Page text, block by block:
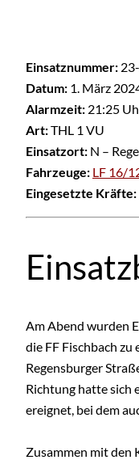
Einsatznummer:
Datum: 1. März
Alarmzeit: 21:25
Art:THL 1 VU
Einsatzort: N –
Fahrzeuge: LF 16/
Eingesetzte Kräfte:
Am Abend wurden
die FF Fischbach zu
Regensburger
Richtung hatte sich
ereignet, bei dem
Zusammen mit den